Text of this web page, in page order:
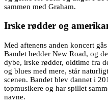
sammen med Graham.
Irske rødder og
Med aftenens anden koncert
Bandet hedder New Road, og
dybe, irske rødder, oldtime fra
og blues med mere, står
scenen. Bandet blev dannet i
topmusikere og har spillet
navne.